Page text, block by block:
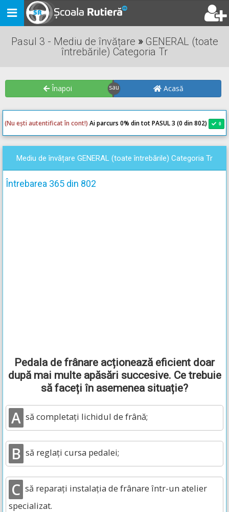
Toggle
navigation
Pasul 3 - Mediu de învățare »GENERAL (toate
întrebările) Categoria Tr
Înapoi Acasă
(Nu ești autentificat în cont!) Ai parcurs 0% din tot PASUL 3 (0 din 802) 0
Mediu de învățare GENERAL (toate întrebările) Categoria Tr
Întrebarea 365 din 802
Pedala de frânare acționează eficient doar
după mai multe apăsări succesive. Ce trebuie
să faceți în asemenea situație?
A să completați lichidul de frână;
B să reglați cursa pedalei;
C să reparați instalația de frânare într-un atelier
specializat.